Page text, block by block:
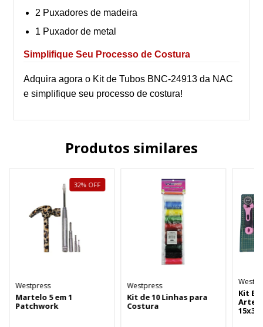
2 Puxadores de madeira
1 Puxador de metal
Simplifique Seu Processo de Costura
Adquira agora o Kit de Tubos BNC-24913 da NAC
e simplifique seu processo de costura!
Produtos similares
32% OFF
Westpress
Martelo 5 em 1
Patchwork
Westpress
Kit de 10 Linhas para
Costura
Kit